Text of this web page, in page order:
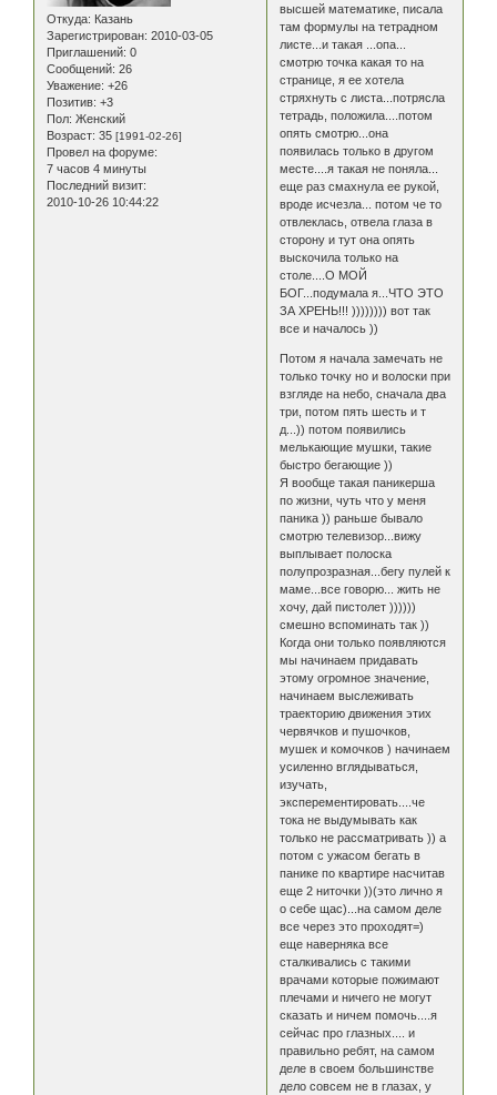
Откуда: Казань
Зарегистрирован: 2010-03-05
Приглашений: 0
Сообщений: 26
Уважение: +26
Позитив: +3
Пол: Женский
Возраст: 35 [1991-02-26]
Провел на форуме:
7 часов 4 минуты
Последний визит:
2010-10-26 10:44:22
высшей математике, писала
там формулы на тетрадном
листе...и такая ...опа...
смотрю точка какая то на
странице, я ее хотела
стряхнуть с листа...потрясла
тетрадь, положила....потом
опять смотрю...она
появилась только в другом
месте....я такая не поняла...
еще раз смахнула ее рукой,
вроде исчезла... потом че то
отвлеклась, отвела глаза в
сторону и тут она опять
выскочила только на
столе....О МОЙ
БОГ...подумала я...ЧТО ЭТО
ЗА ХРЕНЬ!!! )))))))) вот так
все и началось ))
Потом я начала замечать не
только точку но и волоски при
взгляде на небо, сначала два
три, потом пять шесть и т
д...)) потом появились
мелькающие мушки, такие
быстро бегающие ))
Я вообще такая паникерша
по жизни, чуть что у меня
паника )) раньше бывало
смотрю телевизор...вижу
выплывает полоска
полупрозразная...бегу пулей к
маме...все говорю... жить не
хочу, дай пистолет ))))))
смешно вспоминать так ))
Когда они только появляются
мы начинаем придавать
этому огромное значение,
начинаем выслеживать
траекторию движения этих
червячков и пушочков,
мушек и комочков ) начинаем
усиленно вглядываться,
изучать,
эксперементировать....че
тока не выдумывать как
только не рассматривать )) а
потом с ужасом бегать в
панике по квартире насчитав
еще 2 ниточки ))(это лично я
о себе щас)...на самом деле
все через это проходят=)
еще наверняка все
сталкивались с такими
врачами которые пожимают
плечами и ничего не могут
сказать и ничем помочь....я
сейчас про глазных.... и
правильно ребят, на самом
деле в своем большинстве
дело совсем не в глазах, у